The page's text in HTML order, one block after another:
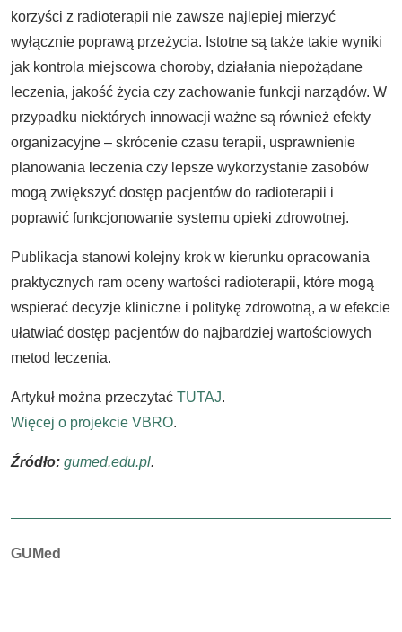
korzyści z radioterapii nie zawsze najlepiej mierzyć
wyłącznie poprawą przeżycia. Istotne są także takie wyniki
jak kontrola miejscowa choroby, działania niepożądane
leczenia, jakość życia czy zachowanie funkcji narządów. W
przypadku niektórych innowacji ważne są również efekty
organizacyjne – skrócenie czasu terapii, usprawnienie
planowania leczenia czy lepsze wykorzystanie zasobów
mogą zwiększyć dostęp pacjentów do radioterapii i
poprawić funkcjonowanie systemu opieki zdrowotnej.
Publikacja stanowi kolejny krok w kierunku opracowania
praktycznych ram oceny wartości radioterapii, które mogą
wspierać decyzje kliniczne i politykę zdrowotną, a w efekcie
ułatwiać dostęp pacjentów do najbardziej wartościowych
metod leczenia.
Artykuł można przeczytać TUTAJ.
Więcej o projekcie VBRO.
Źródło: gumed.edu.pl.
Autorzy:
GUMed